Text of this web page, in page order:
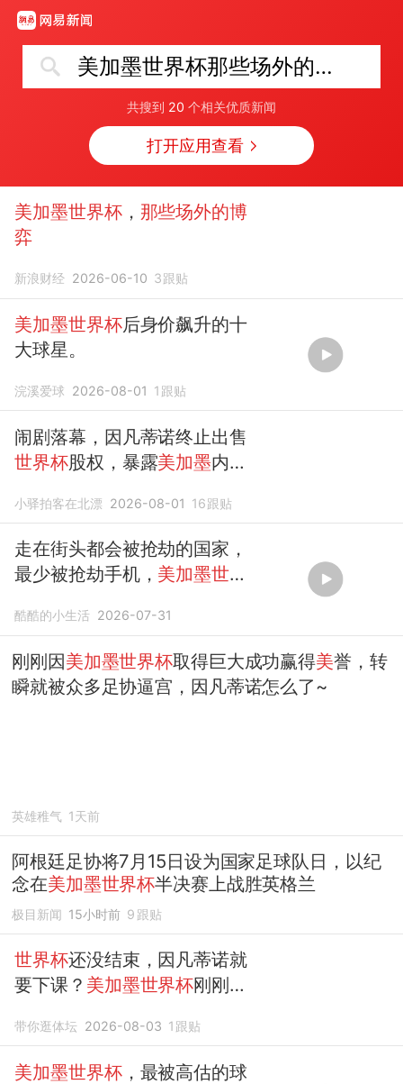
美加墨世界杯那些场外的博弈
共搜到 20 个相关优质新闻
打开应用查看
美加墨世界杯， 那些场外的博
弈
新浪财经 2026-06-10 3跟贴
美加墨世界杯后身价飙升的十
大球星。
浣溪爱球 2026-08-01 1 跟贴
闹剧落幕，因凡蒂诺终止出售
世界杯股权，暴露美加墨内
小驿拍客在北漂 2026-08-01 16跟贴
走在街头都会被抢劫的国家，
最少被抢劫手机， 美加墨世界
酷酷的小生活 2026-07-31
刚刚因美加墨世界杯取得巨大成功赢得美誉，转
瞬就被众多足协逼宫，因凡蒂诺怎么了~
英雄稚气 1天前
阿根廷足协将7月15日设为国家足球队日，以纪
念在美加墨世界杯半决赛上战胜英格兰
极目新闻 15小时前 9 跟贴
世界杯还没结束，因凡蒂诺就
要下课？ 美加墨世界杯刚刚落
后，另一场风暴却正在酝酿
带你逛体坛 2026-08-03 1 跟贴
美加墨世界杯，最被高估的球